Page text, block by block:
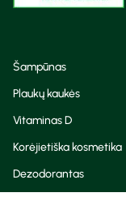
Šampūnas
Plaukų kaukės
Vitaminas D
Korėjietiška kosmetika
Dezodorantas